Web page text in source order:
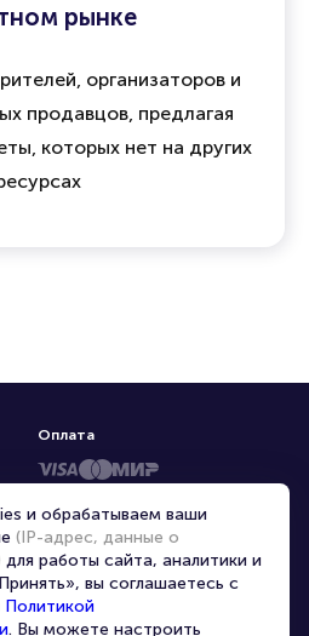
рынке
организаторов и
продавцов, предлагая
которых нет на других
Оплата
и обрабатываем ваши
(IP-адрес, данные о
для работы сайта, аналитики и
вы соглашаетесь с
Политикой
. Вы можете настроить